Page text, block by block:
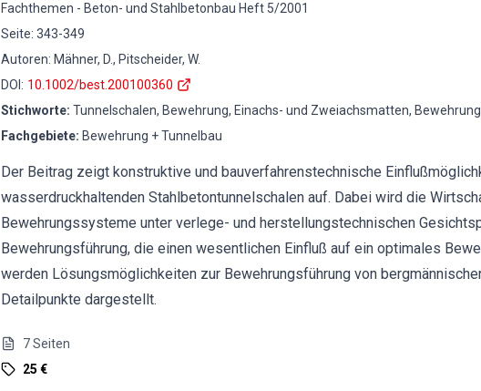
Fachthemen - Beton- und Stahlbetonbau Heft 5/2001
Seite: 343-349
Autoren: Mähner, D., Pitscheider, W.
DOI : 10.1002/best.200100360
Stichworte: Tunnelschalen, Bewehrung, Einachs- und Zweiachsmatten,
Fachgebiete: Bewehrung + Tunnelbau
Der Beitrag zeigt konstruktive und bauverfahrenstechnische
wasserdruckhaltenden Stahlbetontunnelschalen auf. Dabei wird die
Bewehrungssysteme unter verlege- und herstellungstechnischen
Bewehrungsführung, die einen wesentlichen Einfluß auf ein optimales
werden Lösungsmöglichkeiten zur Bewehrungsführung von
Detailpunkte dargestellt.
7Seiten
25 €